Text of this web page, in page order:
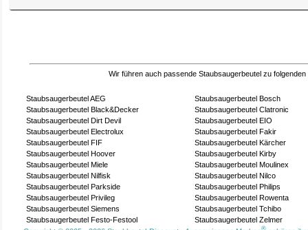
Wir führen auch passende Staubsaugerbeutel zu folgenden
Staubsaugerbeutel AEG
Staubsaugerbeutel Bosch
Staubsaugerbeutel Black&Decker
Staubsaugerbeutel Clatronic
Staubsaugerbeutel Dirt Devil
Staubsaugerbeutel EIO
Staubsaugerbeutel Electrolux
Staubsaugerbeutel Fakir
Staubsaugerbeutel FIF
Staubsaugerbeutel Kärcher
Staubsaugerbeutel Hoover
Staubsaugerbeutel Kirby
Staubsaugerbeutel Miele
Staubsaugerbeutel Moulinex
Staubsaugerbeutel Nilfisk
Staubsaugerbeutel Nilco
Staubsaugerbeutel Parkside
Staubsaugerbeutel Philips
Staubsaugerbeutel Privileg
Staubsaugerbeutel Rowenta
Staubsaugerbeutel Siemens
Staubsaugerbeutel Tchibo
Staubsaugerbeutel Festo-Festool
Staubsaugerbeutel Zelmer
®